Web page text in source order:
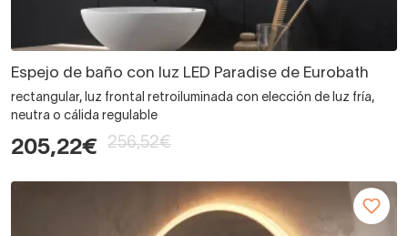
Espejo de baño con luz LED Paradise de Eurobath
rectangular, luz frontal retroiluminada con elección de luz fría,
neutra o cálida regulable
205,22€ 256,52€